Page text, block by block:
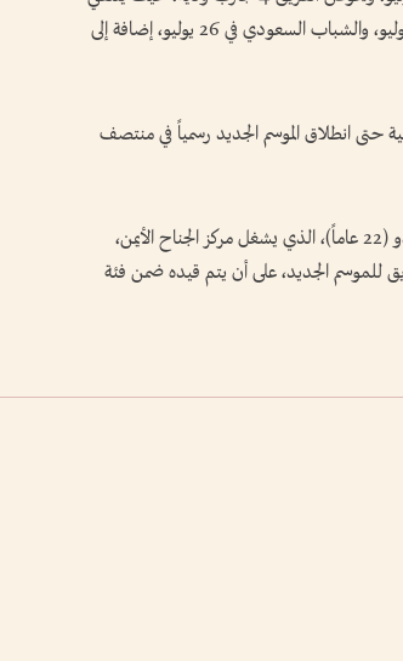
الفريق مع جيرموت المجري في 14 يوليو، والسيلية القطري في 20 يوليو، والشباب السعودي في 26 يوليو، إضافة إلى
المحلية حتى انطلاق الموسم الجديد رسمياً في منتصف
وكان النصر أعلن تعاقده مع لاعب الفتح السعودي، ويسلي ديلغادو (22 عاماً)، الذي يشغل مركز الجناح الأيمن،
أولى صفقات الفريق للموسم الجديد، على أن يتم قيده ضمن فئة